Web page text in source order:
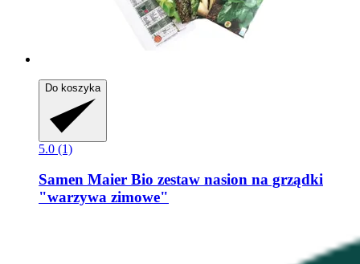
Do koszyka
5.0 (1)
Samen Maier Bio zestaw nasion na grządki
"warzywa zimowe"